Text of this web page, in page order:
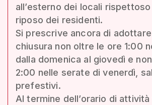
all’esterno dei locali
riposo dei residenti.
Si prescrive ancora di
chiusura non oltre le ore 1:00
dalla domenica al giovedì e
2:00 nelle serate di venerdì,
prefestivi.
Al termine dell’orario di attività